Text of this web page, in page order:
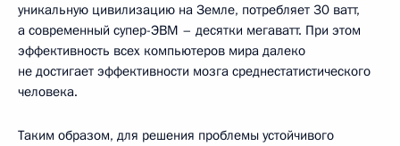
уникальную цивилизацию на Земле, потребляет 30 ватт,
а современный супер-ЭВМ – десятки мегаватт. При этом
эффективность всех компьютеров мира далеко
не достигает эффективности мозга среднестатистического
человека.
Таким образом, для решения проблемы устойчивого